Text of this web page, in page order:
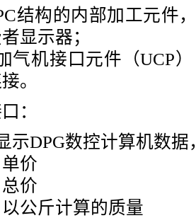
结构的内部加工元件
显示器；
气机接口元件（UCP
。
：
示DPG数控计算机数据
单价
总价
以公斤计算的质量